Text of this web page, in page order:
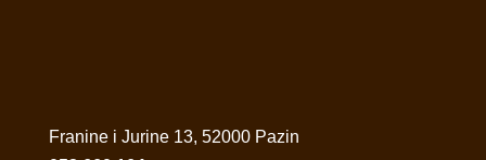
Franine i Jurine 13, 52000 Pazin